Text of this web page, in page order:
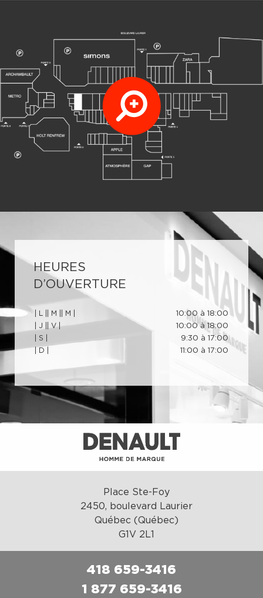
HEURES
D’OUVERTURE
| M | | M | 10:00 à 18:00
| J | | V | 10:00 à 18:00
| S | 9:30 à 17:00
| D | 11:00 à 17:00
Place Ste-Foy
2450, boulevard Laurier
Québec (Québec)
G1V 2L1
418 659-3416
1 877 659-3416